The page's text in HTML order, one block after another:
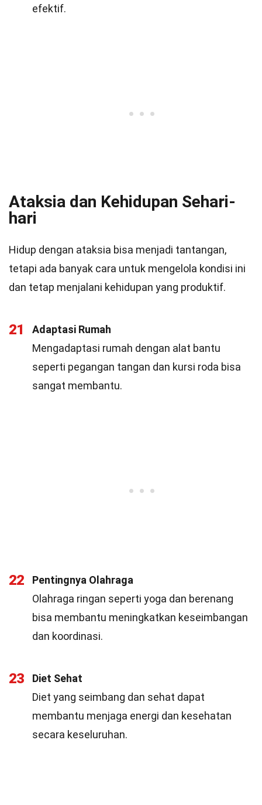
efektif.
Ataksia dan Kehidupan Sehari-
hari
Hidup dengan ataksia bisa menjadi tantangan,
tetapi ada banyak cara untuk mengelola kondisi ini
dan tetap menjalani kehidupan yang produktif.
21
Adaptasi Rumah
Mengadaptasi rumah dengan alat bantu
seperti pegangan tangan dan kursi roda bisa
sangat membantu.
22
Pentingnya Olahraga
Olahraga ringan seperti yoga dan berenang
bisa membantu meningkatkan keseimbangan
dan koordinasi.
23
Diet Sehat
Diet yang seimbang dan sehat dapat
membantu menjaga energi dan kesehatan
secara keseluruhan.